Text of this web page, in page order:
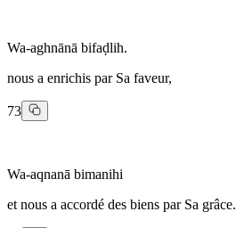
Wa-aghnānā bifaḍlih.
nous a enrichis par Sa faveur,
73
Wa-aqnanā bimanihi
et nous a accordé des biens par Sa grâce.